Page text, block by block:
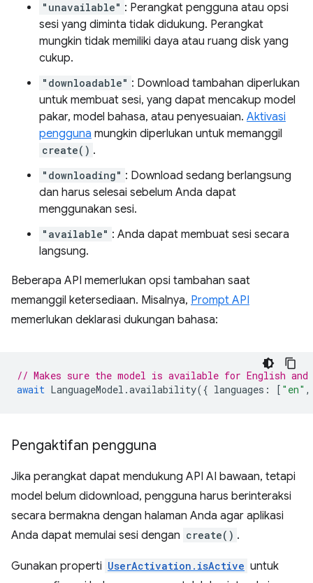
"unavailable" : Perangkat pengguna atau opsi
sesi yang diminta tidak didukung. Perangkat
mungkin tidak memiliki daya atau ruang disk yang
cukup.
"downloadable" : Download tambahan diperlukan
untuk membuat sesi, yang dapat mencakup model
pakar, model bahasa, atau penyesuaian. Aktivasi
pengguna mungkin diperlukan untuk memanggil
create() .
"downloading" : Download sedang berlangsung
dan harus selesai sebelum Anda dapat
menggunakan sesi.
"available" : Anda dapat membuat sesi secara
langsung.
Beberapa API memerlukan opsi tambahan saat
memanggil ketersediaan. Misalnya, Prompt API
memerlukan deklarasi dukungan bahasa:
// Makes sure the model is available for English and
await LanguageModel .availability({ languages : [ "en" ,
Pengaktifan pengguna
Jika perangkat dapat mendukung API AI bawaan, tetapi
model belum didownload, pengguna harus berinteraksi
secara bermakna dengan halaman Anda agar aplikasi
Anda dapat memulai sesi dengan create() .
Gunakan properti UserActivation.isActive untuk